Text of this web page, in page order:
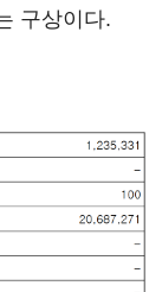
구상이다.